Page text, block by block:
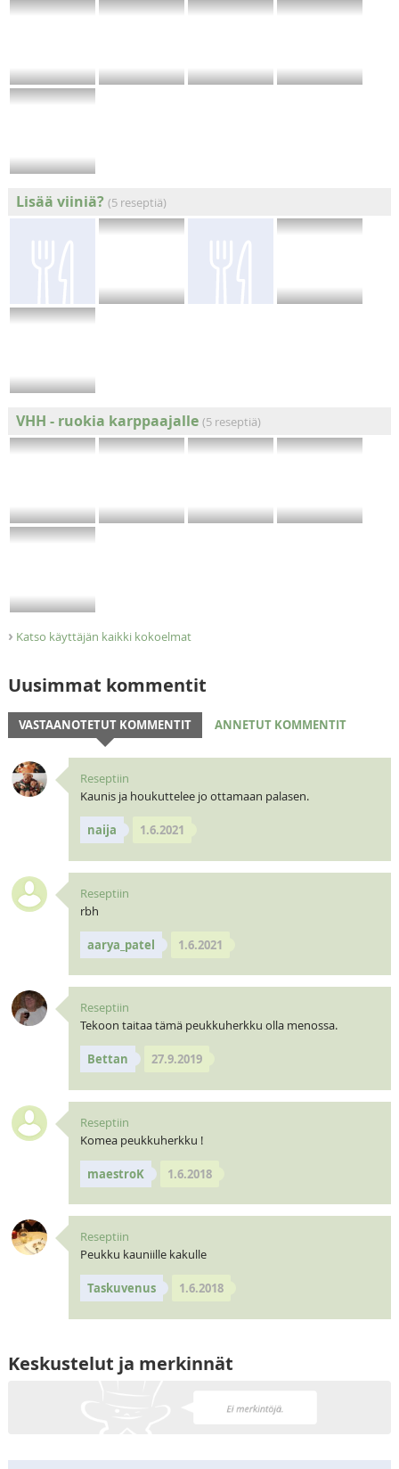
Lisää viiniä? (5 reseptiä)
VHH - ruokia karppaajalle (5 reseptiä)
› Katso käyttäjän kaikki kokoelmat
Uusimmat kommentit
VASTAANOTETUT KOMMENTIT ANNETUT KOMMENTIT
Reseptiin
Kaunis ja houkuttelee jo ottamaan palasen.
naija 1.6.2021
Reseptiin
rbh
aarya_patel 1.6.2021
Reseptiin
Tekoon taitaa tämä peukkuherkku olla menossa.
Bettan 27.9.2019
Reseptiin
Komea peukkuherkku !
maestroK 1.6.2018
Reseptiin
Peukku kauniille kakulle
Taskuvenus 1.6.2018
Keskustelut ja merkinnät